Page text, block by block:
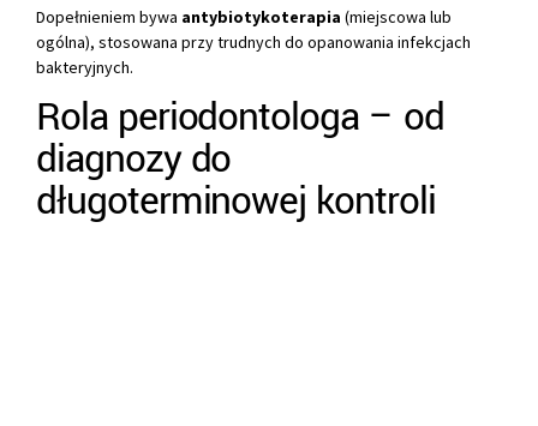
Dopełnieniem bywa antybiotykoterapia (miejscowa lub
ogólna), stosowana przy trudnych do opanowania infekcjach
bakteryjnych.
Rola periodontologa – od
diagnozy do
długoterminowej kontroli